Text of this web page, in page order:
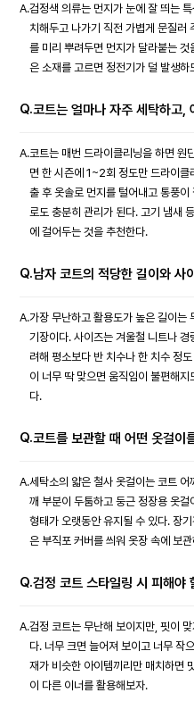
A.검정색 의류는 먼지가 눈에 잘 띄는
치해두고 나가기 직전 가볍게 문질러
를 미리 뿌려두면 먼지가 달라붙는
은 소재를 고르면 정전기가 덜 발생
Q.코트는 얼마나 자주 세탁하고,
A.코트는 매번 드라이클리닝을 하면 원
면 한 시즌에 1~2회 정도만 드라이클
출 후 옷솔로 먼지를 털어내고 통풍
로도 충분히 관리가 된다. 고기 냄새
에 걸어두는 것을 추천한다.
Q.남자 코트의 적당한 길이와 사
A.가장 무난하고 활용도가 높은 길이는
기장이다. 사이즈는 겨울철 니트나
려해 평소보다 반 치수나 한 치수 정
이 너무 딱 맞으면 움직임이 불편해
다.
Q.코트를 보관할 때 어떤 옷걸이
A.세탁소의 얇은 철사 옷걸이는 코트
깨 부분이 두툼하고 둥근 정장용 옷
형태가 오랫동안 유지될 수 있다. 장
은 부직포 커버를 씌워 옷장 속에 보
Q.검정 코트 스타일링 시 피해야
A.검정 코트는 무난해 보이지만, 핏이
다. 너무 크면 늘어져 보이고 너무 작
재가 비슷한 아이템끼리만 매치하면
이 다른 이너를 활용해보자.